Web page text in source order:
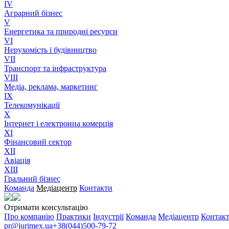
IV
Аграрний бізнес
V
Енергетика та природні ресурси
VI
Нерухомість і будівництво
VII
Транспорт та інфраструктура
VIII
Медіа, реклама, маркетинг
IX
Телекомунікації
X
Інтернет і електронна комерція
XI
Фінансовий сектор
XII
Авіація
XIII
Гральний бізнес
Команда Медіацентр Контакти
Отримати консультацію
Про компанію Практики Індустрії Команда Медіацентр
pr@jurimex.ua+38(044)500-79-72